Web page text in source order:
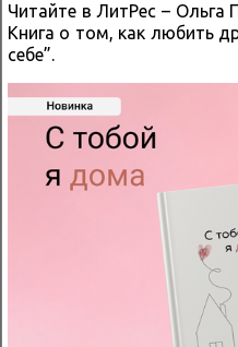
Читайте в ЛитРес –
Книга о том, как любить
себе”.